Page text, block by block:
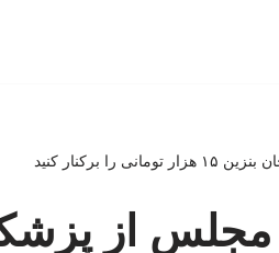
برکنار کنید
مجلس از